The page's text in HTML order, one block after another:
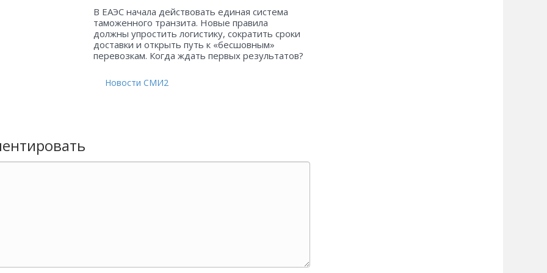
В ЕАЭС начала действовать единая система
таможенного транзита. Новые правила
должны упростить логистику, сократить сроки
доставки и открыть путь к «бесшовным»
перевозкам. Когда ждать первых результатов?
Новости СМИ2